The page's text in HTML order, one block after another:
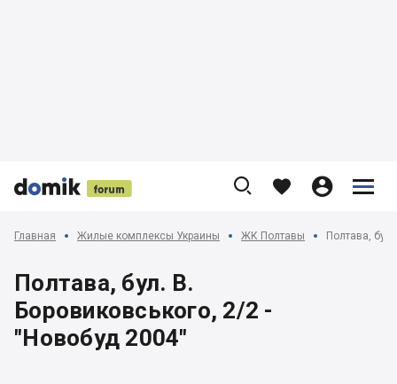


 
    


Главная Жилые комплексы Украины ЖК Полтавы Полтава,
Полтава, бул. В.
Боровиковського, 2/2 -
"Новобуд 2004"